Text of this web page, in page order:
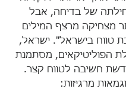
של בדיחה, אבל
מצחיקה מרצף המילים
טווח בישראל". ישראל,
הפוליטיקאים, מסתמנת
חשיבה לטווח קצר.
מרגיזות: